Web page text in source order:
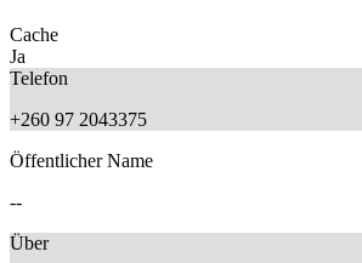
Cache
Ja
Telefon
+260 97 2043375
Öffentlicher Name
--
Über